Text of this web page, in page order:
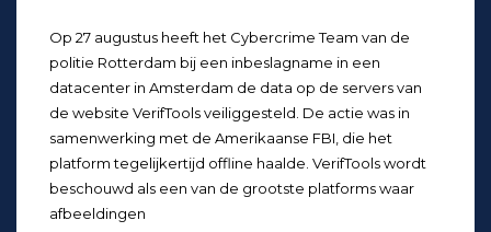
Op 27 augustus heeft het Cybercrime Team van de
politie Rotterdam bij een inbeslagname in een
datacenter in Amsterdam de data op de servers van
de website VerifTools veiliggesteld. De actie was in
samenwerking met de Amerikaanse FBI, die het
platform tegelijkertijd offline haalde. VerifTools wordt
beschouwd als een van de grootste platforms waar
afbeeldingen